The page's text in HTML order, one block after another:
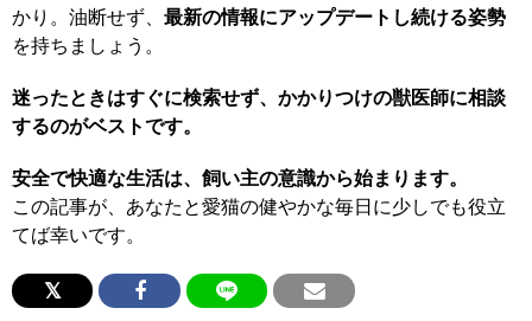
かり。油断せず、 最新の情報にアップデートし続ける姿勢
を持ちましょう。
迷ったときはすぐに検索せず、かかりつけの獣医師に相談
するのがベストです。
安全で快適な生活は、飼い主の意識から始まります。
この記事が、あなたと愛猫の健やかな毎日に少しでも役立
てば幸いです。